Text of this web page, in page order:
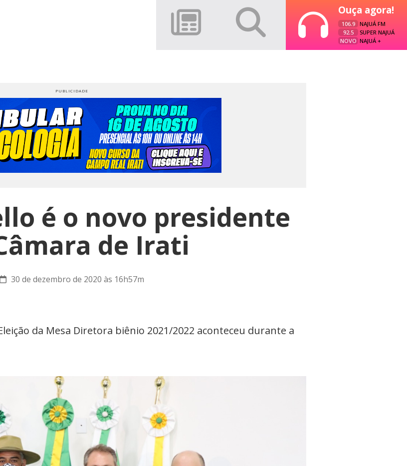
Ouça agora!
106.9
NAJUÁ FM
92.5
SUPER NAJUÁ
NOVO NAJUÁ +
é o novo presidente
de Irati
30 de dezembro de 2020 às 16h57m
da Mesa Diretora biênio 2021/2022 aconteceu durante a